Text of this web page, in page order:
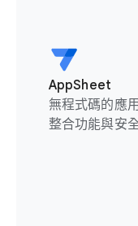
AppSheet
無程式碼的應
整合功能與安